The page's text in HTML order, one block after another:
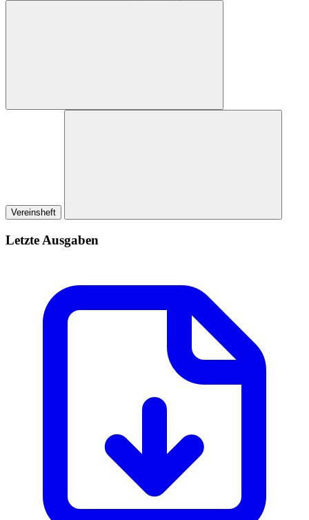
for:
Vereinsheft
Letzte Ausgaben